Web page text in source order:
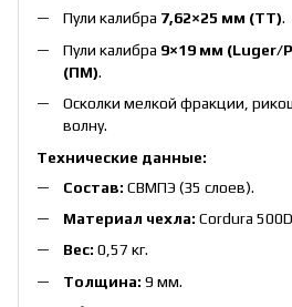
Пули калибра 7,62×25 мм (ТТ).
Пули калибра 9×19 мм (Luger/
(ПМ).
Осколки мелкой фракции,
волну.
Технические данные:
Состав: СВМПЭ (35 слоев).
Материал чехла: Cordura
Вес: 0,57 кг.
Толщина: 9 мм.